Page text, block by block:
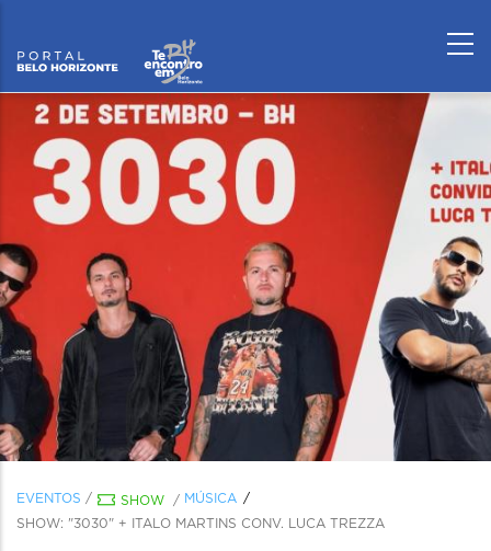
EVENTOS / SHOW / MÚSICA
SHOW: "3030" + ITALO MARTINS CONV. LUCA TREZZA